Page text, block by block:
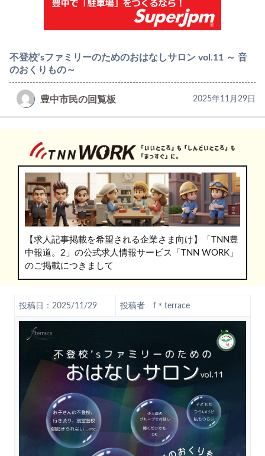
不登校’sファミリーのためのおはなしサロン vol.11 ～ 音
のおくりもの～
豊中市民の回覧板 2025年11月29日
【求人記事掲載を希望される企業さま向け】「TNN豊
中報道。2」の公式求人情報サービス「TNN WORK」
のご掲載につきまして
投稿日：2025/11/29 投稿者 f＊terrace